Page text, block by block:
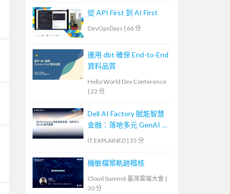
從 API First 到 AI First
DevOpsDays | 66 分
運用 dbt 確保 End-to-End
資料品質
Hello World Dev Conference
| 22 分
Dell AI Factory 賦能智慧
金融：落地多元 GenAI 應
IT EXPLAINED | 35 分
機敏檔案軌跡稽核
Cloud Summit 臺灣雲端大會 |
30 分